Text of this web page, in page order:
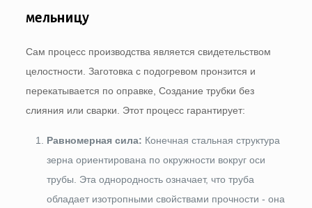
мельницу
Сам процесс производства является свидетельством
целостности. Заготовка с подогревом пронзится и
перекатывается по оправке, Создание трубки без
слияния или сварки. Этот процесс гарантирует:
Равномерная сила: Конечная стальная структура
зерна ориентирована по окружности вокруг оси
трубы. Эта однородность означает, что труба
обладает изотропными свойствами прочности - она